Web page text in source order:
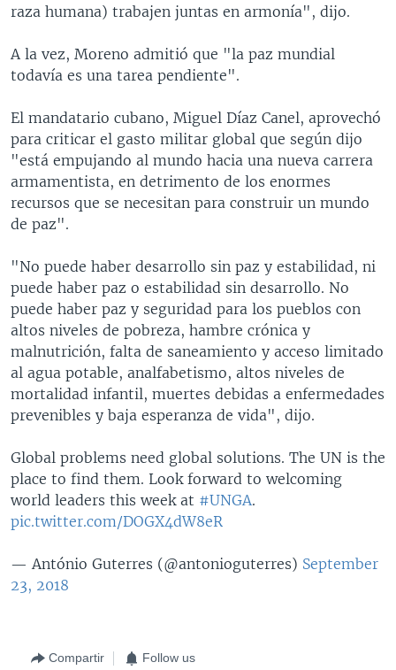
raza humana) trabajen juntas en armonía", dijo.
A la vez, Moreno admitió que "la paz mundial
todavía es una tarea pendiente".
El mandatario cubano, Miguel Díaz Canel, aprovechó
para criticar el gasto militar global que según dijo
"está empujando al mundo hacia una nueva carrera
armamentista, en detrimento de los enormes
recursos que se necesitan para construir un mundo
de paz".
"No puede haber desarrollo sin paz y estabilidad, ni
puede haber paz o estabilidad sin desarrollo. No
puede haber paz y seguridad para los pueblos con
altos niveles de pobreza, hambre crónica y
malnutrición, falta de saneamiento y acceso limitado
al agua potable, analfabetismo, altos niveles de
mortalidad infantil, muertes debidas a enfermedades
prevenibles y baja esperanza de vida", dijo.
Global problems need global solutions. The UN is the
place to find them. Look forward to welcoming
world leaders this week at #UNGA.
pic.twitter.com/DOGX4dW8eR
— António Guterres (@antonioguterres) September
23, 2018
Compartir Follow us